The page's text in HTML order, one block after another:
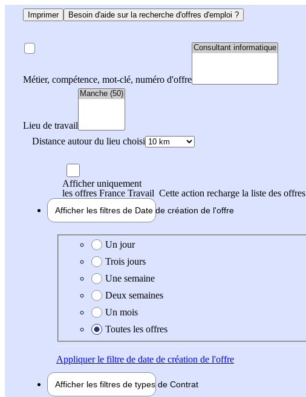
Imprimer Besoin d'aide sur la recherche d'offres d'emploi ?
Métier, compétence, mot-clé, numéro d'offre
Lieu de travail
Distance autour du lieu choisi
Afficher uniquement
les offres France Travail Cette action recharge la liste des offres
Afficher les filtres de Date de création de l'offre
Date de création de l'offre
Un jour
Trois jours
Une semaine
Deux semaines
Un mois
Toutes les offres
Appliquerle filtre de date de création de l'offre
Afficher les filtres de types de Contrat